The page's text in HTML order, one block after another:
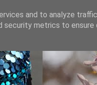
and to analyze
security metrics to